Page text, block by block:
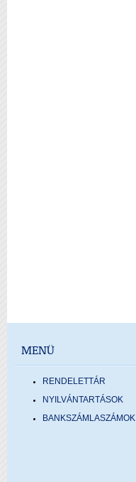
MENÜ
RENDELETTÁR
NYILVÁNTARTÁSOK
BANKSZÁMLASZÁMOK